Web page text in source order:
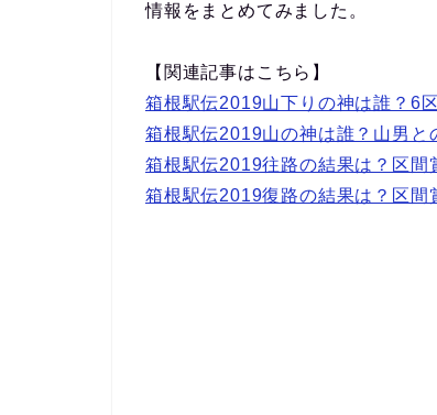
情報をまとめてみました。
【関連記事はこちら】
箱根駅伝2019山下りの神は誰？6
箱根駅伝2019山の神は誰？山男と
箱根駅伝2019往路の結果は？区間
箱根駅伝2019復路の結果は？区間